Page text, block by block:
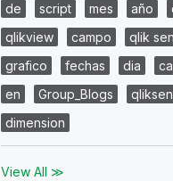
de
script mes año
qlikview
campo
qlik
grafico
fechas dia
en
Group_Blogs
dimension
View All ≫